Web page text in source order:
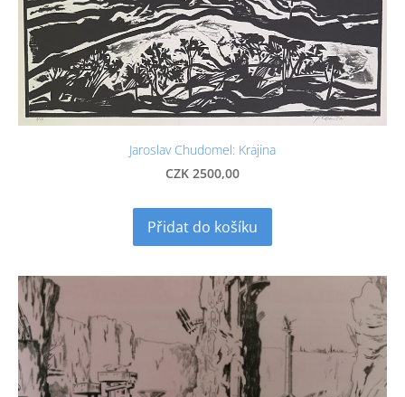
Jaroslav Chudomel: Krajina
CZK 2500,00
Přidat do košíku